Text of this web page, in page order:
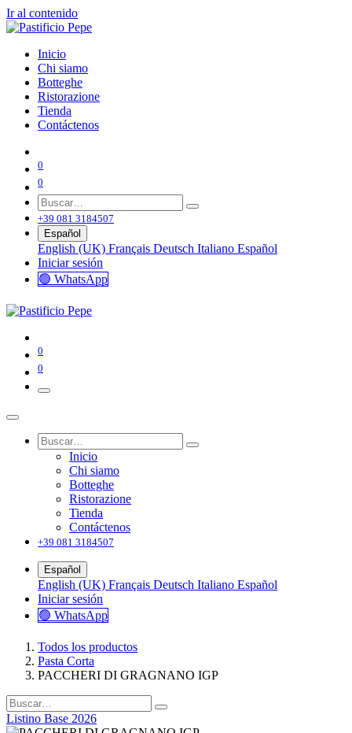
Ir al contenido
Inicio
Chi siamo
Botteghe
Ristorazione
Tienda
Contáctenos
0
0
+39 081 3184507
Español
English (UK) Français Deutsch Italiano Español
Iniciar sesión
🟢 WhatsApp
0
0
Inicio
Chi siamo
Botteghe
Ristorazione
Tienda
Contáctenos
+39 081 3184507
Español
English (UK) Français Deutsch Italiano Español
Iniciar sesión
🟢 WhatsApp
Todos los productos
Pasta Corta
PACCHERI DI GRAGNANO IGP
Listino Base 2026